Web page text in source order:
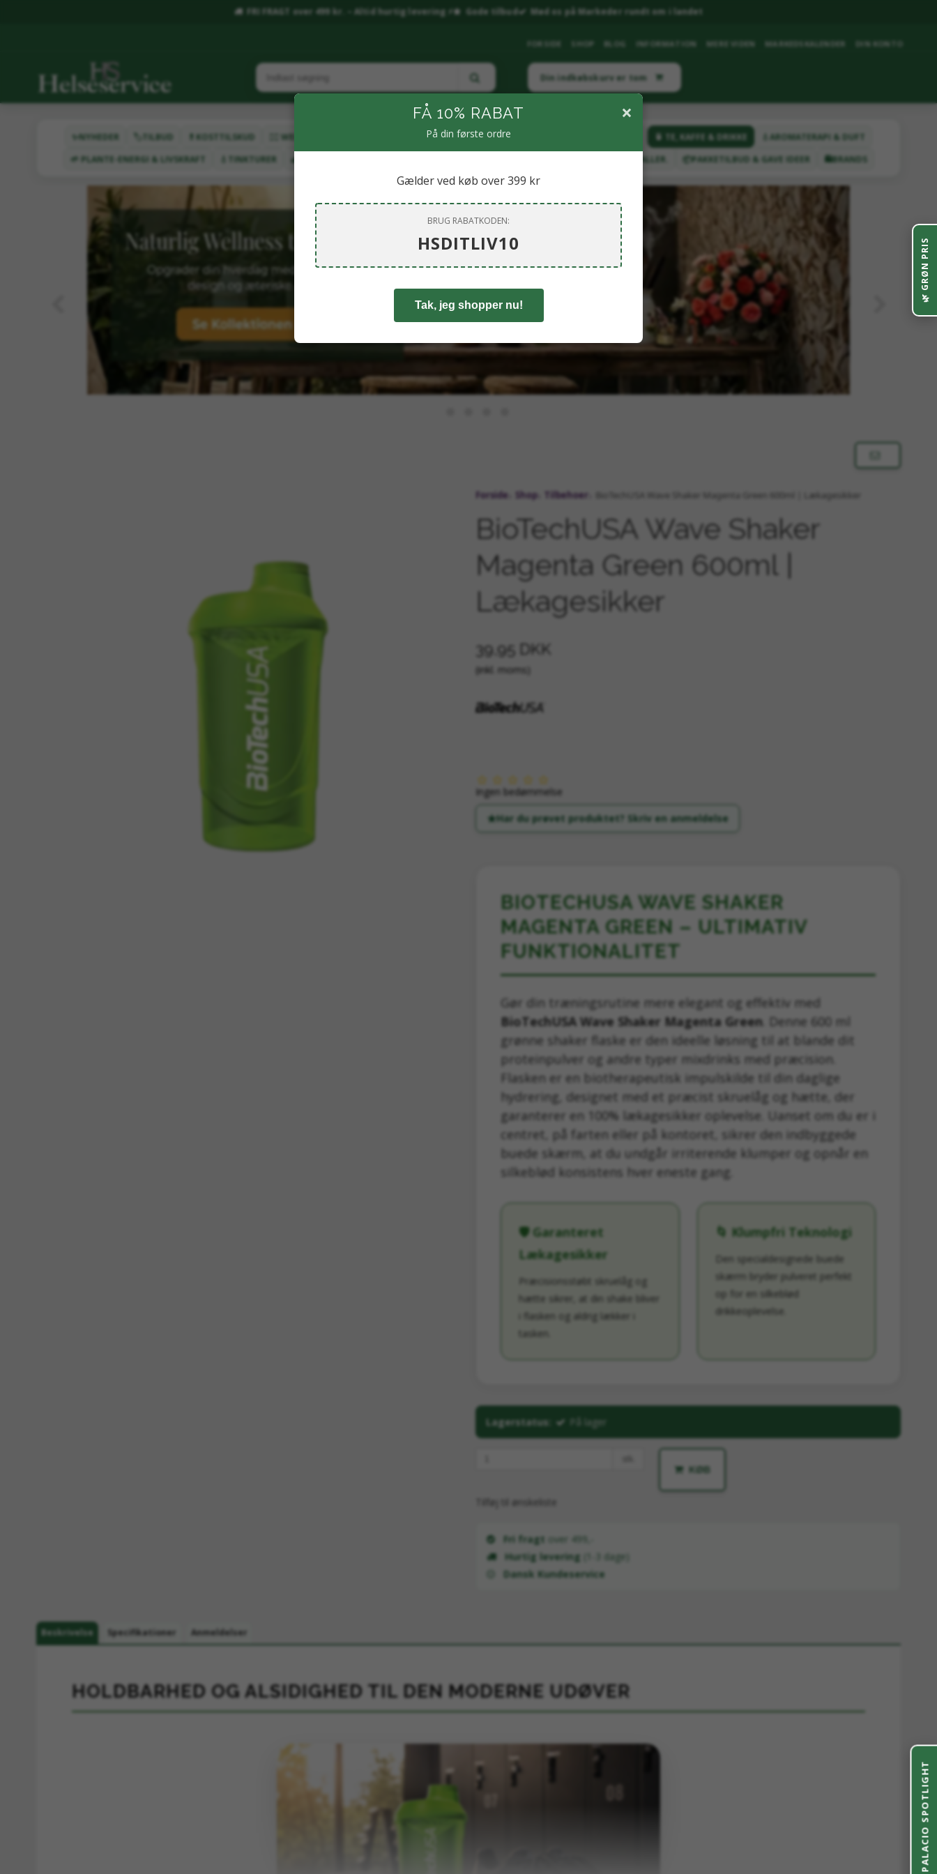
FRI FRAGT over 499 kr. – Altid hurtig levering ⚡ Gode tilbud Mød os på Markeder rundt om i landet
FORSIDE SHOP BLOG INFORMATION MERE VIDEN MARKEDSKALENDER DIN KONTO
Din indkøbskurv er tom
✨NYHEDER 🏷️TILBUD 💊KOSTTILSKUD 🧖‍♂️ WELLNESS & RESTITUTION 🧴PERSONLIG PLEJE 🌶️ KRYDDERIER & SPECIALITETER 🍵 TE, KAFFE & DRIKKE
💧AROMATERAPI & DUFT
🌱 PLANTE-ENERGI & LIVSKRAFT
💧TINKTURER 🌿HAMP & LIVSSTIL 💎 SMYKKER & KRYSTALLER. 📦PAKKETILBUD & GAVE IDEER 🛍️BRANDS
Forside Shop Tilbehoer BioTechUSA Wave Shaker Magenta Green 600ml | Lækagesikker
BioTechUSA Wave Shaker
Magenta Green 600ml |
Lækagesikker
39,95 DKK
(inkl. moms)
Ingen bedømmelse
Har du prøvet produktet? Skriv en anmeldelse
BIOTECHUSA WAVE SHAKER
MAGENTA GREEN – ULTIMATIV
FUNKTIONALITET
Gør din træningsrutine mere elegant og effektiv med
BioTechUSA Wave Shaker Magenta Green . Denne 600 ml
grønne shaker flaske er den ideelle løsning til at blande dit
proteinpulver og andre typer mixdrinks med præcision.
Flasken er en biotherapeutisk impulskilde til din daglige
hydrering, designet med et præcist skruelåg og hætte, der
garanterer en 100% lækagesikker oplevelse. Uanset om du er i
centret, på farten eller på kontoret, sikrer den indbyggede
buede skærm, at du undgår irriterende klumper og opnår en
silkeblød konsistens hver eneste gang.
🛡️ Garanteret
Lækagesikker
Præcisionsstøbt skruelåg og
hætte sikrer, at din shake bliver
i flasken og aldrig lækker i
tasken.
🌀 Klumpfri Teknologi
Den specialdesignede buede
skærm bryder pulveret perfekt
op for en silkeblød
drikkeoplevelse.
Lagerstatus: På lager
KØB
Tilføj til ønskeliste
Fri fragt
over 499,-
Hurtig levering (1-3 dage)
Dansk Kundeservice
Beskrivelse Specifikationer Anmeldelser
HOLDBARHED OG ALSIDIGHED TIL DEN MODERNE UDØVER
🌿
GRØN PRIS
×
FÅ 10% RABAT
På din første ordre
Gælder ved køb over 399 kr
BRUG RABATKODEN:
HSDITLIV10
Tak, jeg shopper nu!
PALACIO SPOTLIGHT